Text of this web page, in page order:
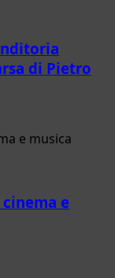
di Pietro
cinema e